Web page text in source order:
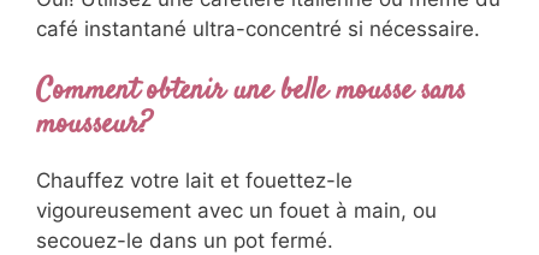
café instantané ultra-concentré si nécessaire.
Comment obtenir une belle mousse sans
mousseur?
Chauffez votre lait et fouettez-le
vigoureusement avec un fouet à main, ou
secouez-le dans un pot fermé.